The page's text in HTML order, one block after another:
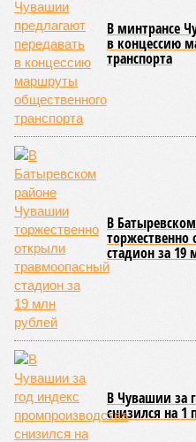
перекинуто специальное
удерживаясь за этот
в противоборство, основная
том, чтобы опрокинуть
Современная версия
была создана в 1990-х
переживает этап активного
этом неразрывную связь с
традициями.
В настоящее время керешу
популярности. В 2024 году в
Чебоксары, на базе
торжественное открытие
единоборств «Керешу».
условия для полноценной
высокого класса.
В том же году был проведён
чемпионат по керешу,
сильнейшие борцы со всех
наглядно
характер этого вида спорта.